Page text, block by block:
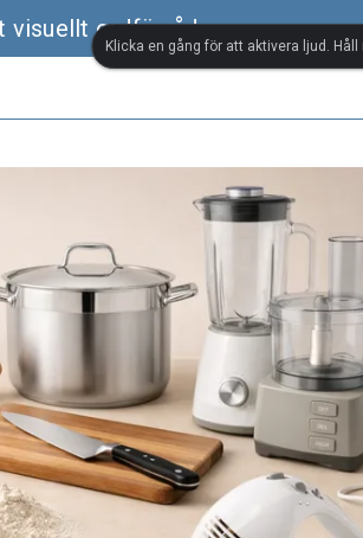
visuellt ordförråd
Klicka en gång för att aktivera ljud.